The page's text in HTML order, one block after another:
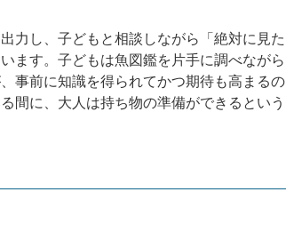
力し、子どもと相談しながら「絶対に見た
ます。子どもは魚図鑑を片手に調べながら
事前に知識を得られてかつ期待も高まるの
間に、大人は持ち物の準備ができるという